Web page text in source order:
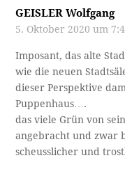
GEISLER Wolfgang
5. Oktober 2020 um
Imposant, das alte
wie die neuen
dieser Perspektive
Puppenhaus….
das viele Grün von
angebracht und zwar
scheusslicher und